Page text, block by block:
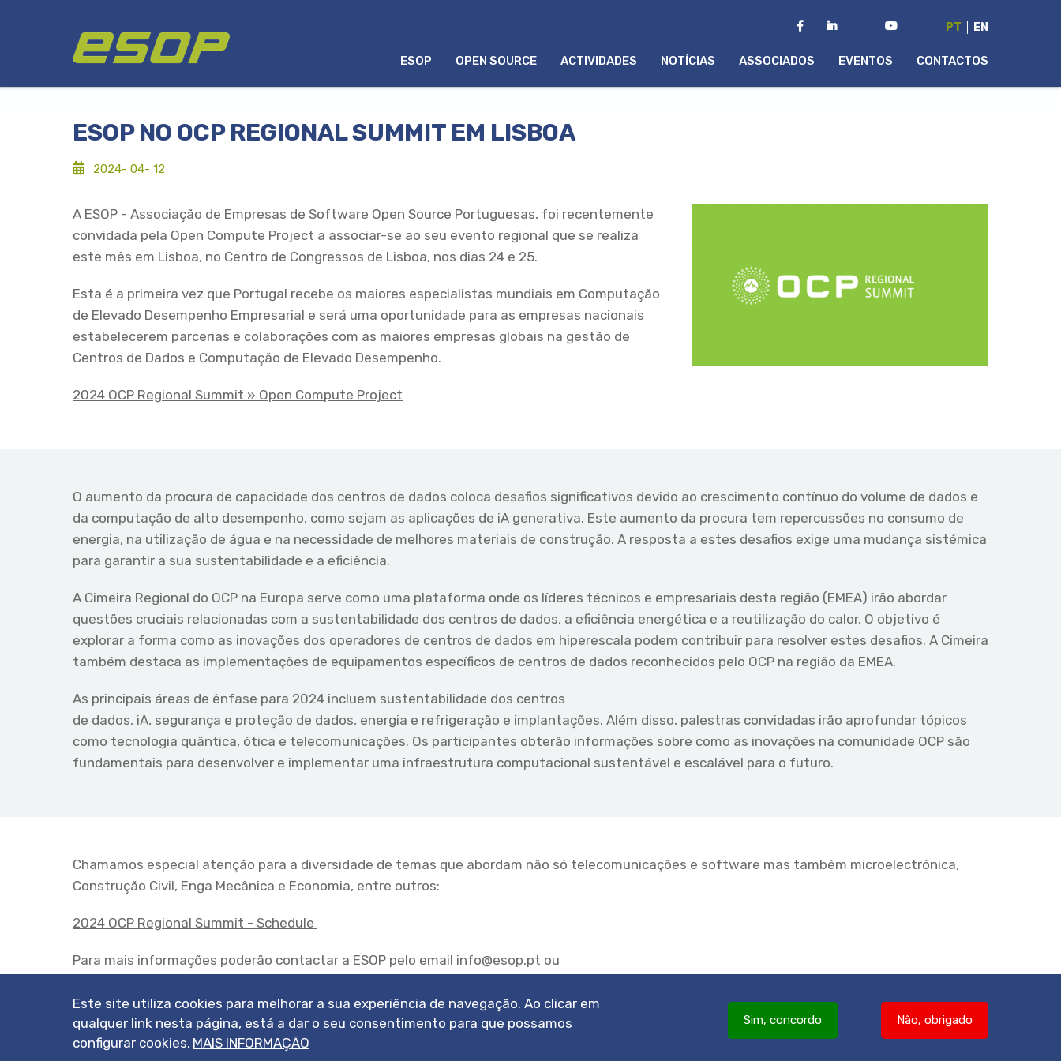
PT EN
MENU
PORTUGUÊS
ESOP OPEN SOURCE ACTIVIDADES NOTÍCIAS ASSOCIADOS EVENTOS CONTACTOS
ESOP NO OCP REGIONAL SUMMIT EM LISBOA
2024- 04- 12
A ESOP - Associação de Empresas de Software Open Source Portuguesas, foi recentemente
convidada pela Open Compute Project a associar-se ao seu evento regional que se realiza
este mês em Lisboa, no Centro de Congressos de Lisboa, nos dias 24 e 25.
Esta é a primeira vez que Portugal recebe os maiores especialistas mundiais em Computação
de Elevado Desempenho Empresarial e será uma oportunidade para as empresas nacionais
estabelecerem parcerias e colaborações com as maiores empresas globais na gestão de
Centros de Dados e Computação de Elevado Desempenho.
2024 OCP Regional Summit » Open Compute Project
O aumento da procura de capacidade dos centros de dados coloca desafios significativos devido ao crescimento contínuo do volume de dados e
da computação de alto desempenho, como sejam as aplicações de iA generativa. Este aumento da procura tem repercussões no consumo de
energia, na utilização de água e na necessidade de melhores materiais de construção. A resposta a estes desafios exige uma mudança sistémica
para garantir a sua sustentabilidade e a eficiência.
A Cimeira Regional do OCP na Europa serve como uma plataforma onde os líderes técnicos e empresariais desta região (EMEA) irão abordar
questões cruciais relacionadas com a sustentabilidade dos centros de dados, a eficiência energética e a reutilização do calor. O objetivo é
explorar a forma como as inovações dos operadores de centros de dados em hiperescala podem contribuir para resolver estes desafios. A Cimeira
também destaca as implementações de equipamentos específicos de centros de dados reconhecidos pelo OCP na região da EMEA.
As principais áreas de ênfase para 2024 incluem sustentabilidade dos centros
de dados, iA, segurança e proteção de dados, energia e refrigeração e implantações. Além disso, palestras convidadas irão aprofundar tópicos
como tecnologia quântica, ótica e telecomunicações. Os participantes obterão informações sobre como as inovações na comunidade OCP são
fundamentais para desenvolver e implementar uma infraestrutura computacional sustentável e escalável para o futuro.
Chamamos especial atenção para a diversidade de temas que abordam não só telecomunicações e software mas também microelectrónica,
Construção Civil, Enga Mecânica e Economia, entre outros:
2024 OCP Regional Summit - Schedule
Para mais informações poderão contactar a ESOP pelo email info@esop.pt ou
Este site utiliza cookies para melhorar a sua experiência de navegação. Ao clicar em
qualquer link nesta página, está a dar o seu consentimento para que possamos
configurar cookies. MAIS INFORMAÇÃO
Não, obrigado
Sim, concordo